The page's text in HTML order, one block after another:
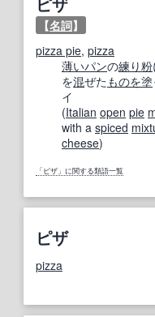
【名詞】
pizza pie, pizza
薄いパンの練り粉
を混ぜたものを塗
イ
(Italian open pie
with a spiced
cheese)
「ピザ」に関する類語一覧
ピザ
pizza